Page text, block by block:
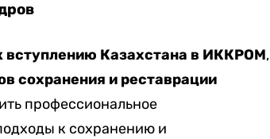
вступлению Казахстана в ИККРОМ,
сохранения и реставрации
профессиональное
к сохранению и